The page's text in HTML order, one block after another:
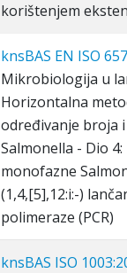
korištenjem
knsBAS EN ISO
Mikrobiologija u
Horizontalna
određivanje broja
Salmonella - Dio
monofazne
(1,4,[5],12:i:-)
polimeraze (PCR)
knsBAS ISO